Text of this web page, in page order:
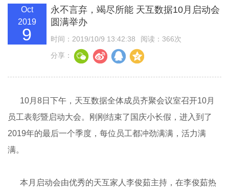
Oct
2019
9
永不言弃，竭尽所能 天互数据10月启动会
圆满举办
时间：2019/10/9 13:42:38
阅读：366次
分享：
10月8日下午，天互数据全体成员齐聚会议室召开10月
员工表彰暨启动大会。刚刚结束了国庆小长假，进入到了
2019年的最后一个季度，每位员工都冲劲满满，活力满
满。
本月启动会由优秀的天互家人李俊茹主持，在李俊茹热